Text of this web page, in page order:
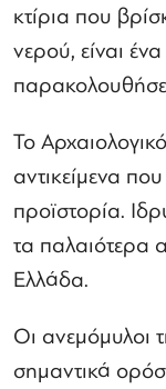
κτίρια που
νερού, είναι
Το
αντικείμενα
προϊστορία.
τα παλαιότερα
Ελλάδα.
Οι ανεμόμυλοι
σημαντικά